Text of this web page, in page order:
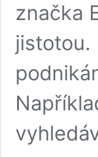
značka
jistotou.